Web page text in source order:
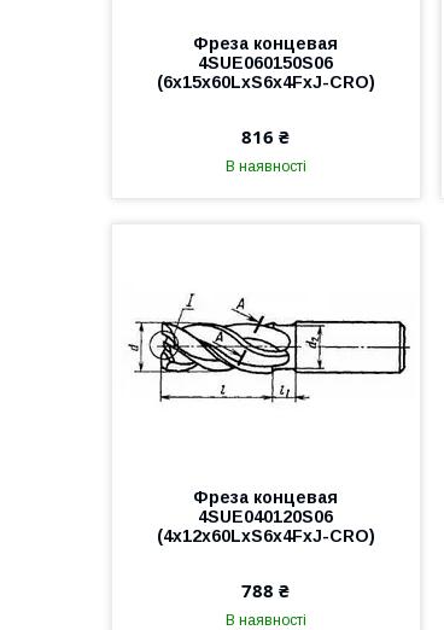
Фреза концевая
4SUE060150S06
(6x15x60LxS6x4FxJ-CRO)
816 ₴
В наявності
Фреза концевая
4SUE040120S06
(4x12x60LxS6x4FxJ-CRO)
788 ₴
В наявності